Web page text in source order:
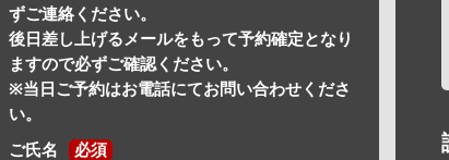
ずご連絡ください。
後日差し上げるメールをもって予約確定となり
ますので必ずご確認ください。
※当日ご予約はお電話にてお問い合わせくださ
い。
ご氏名 必須